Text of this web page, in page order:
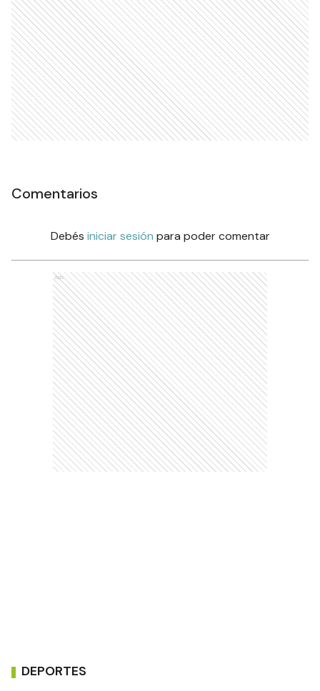
Comentarios
Debés iniciar sesión para poder comentar
Ads
DEPORTES